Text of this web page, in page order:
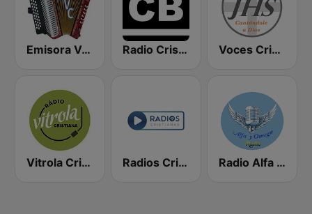
Emisora Vallenata Cristiana Radio Cristiano Bíblico Voces Cristianas
Vitrola Cristiana Radios Cristianas Radio Alfa y Omega Medellin